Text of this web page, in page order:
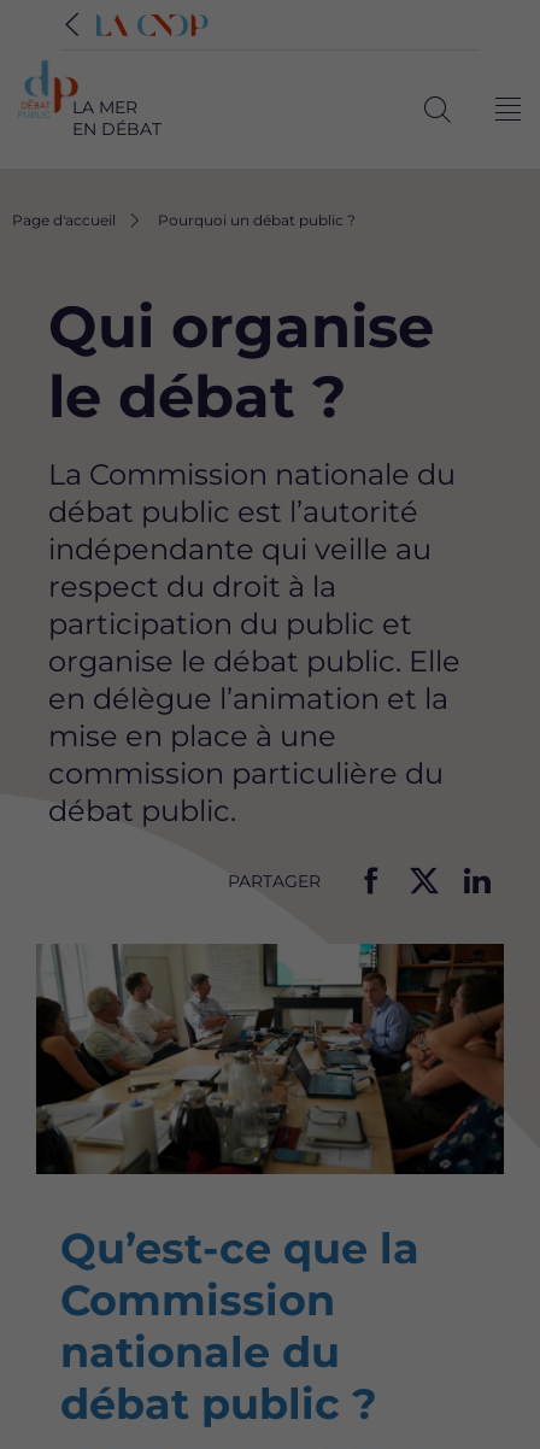
LA MER
EN DÉBAT
Fil
Page d'accueil Pourquoi un débat public ?
Qui organise
le débat ?
La Commission nationale du
débat public est l’autorité
indépendante qui veille au
respect du droit à la
participation du public et
organise le débat public. Elle
en délègue l’animation et la
mise en place à une
commission particulière du
débat public.
PARTAGER
r
t
g
e
r
c
e
t
p
u
r
r
t
a
g
e
r
e
t
p
r
t
a
g
r
c
e
t
Image
Qu’est-ce que la
Commission
nationale du
débat public ?